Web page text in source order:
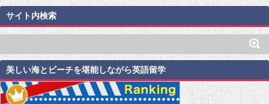
サイト内検索
美しい海とビーチを堪能しながら英語留学